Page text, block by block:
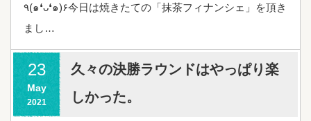
٩(๑❛ᴗ❛๑)۶今日は焼きたての「抹茶フィナンシェ」を頂き
まし…
23
May
2021
久々の決勝ラウンドはやっぱり楽
しかった。